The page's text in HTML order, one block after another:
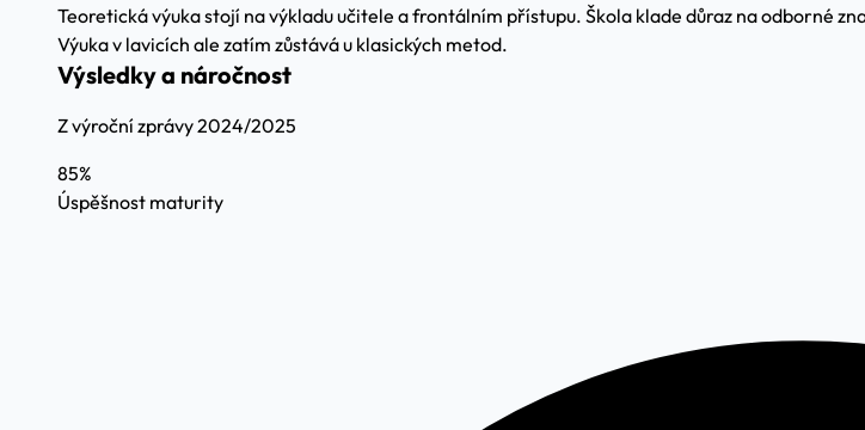
Teoretická výuka stojí na výkladu učitele a frontálním přístupu. Škola klade důraz na odborné
Výuka v lavicích ale zatím zůstává u klasických metod.
Výsledky a náročnost
Z výroční zprávy 2024/2025
85%
Úspěšnost maturity